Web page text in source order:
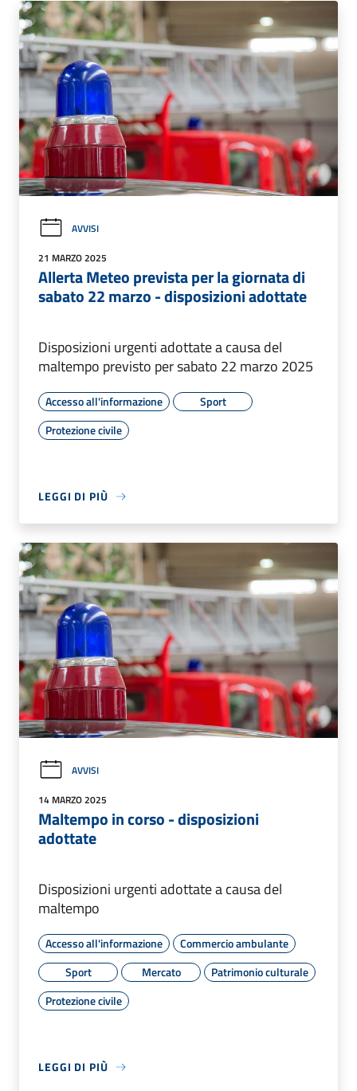
AVVISI
21 MARZO 2025
Allerta Meteo prevista per la giornata di
sabato 22 marzo - disposizioni adottate
Disposizioni urgenti adottate a causa del
maltempo previsto per sabato 22 marzo 2025
Accesso all'informazione
Sport
Protezione civile
LEGGI DI PIÙ
AVVISI
14 MARZO 2025
Maltempo in corso - disposizioni
adottate
Disposizioni urgenti adottate a causa del
maltempo
Accesso all'informazione
Commercio ambulante
Sport
Mercato
Patrimonio culturale
Protezione civile
LEGGI DI PIÙ